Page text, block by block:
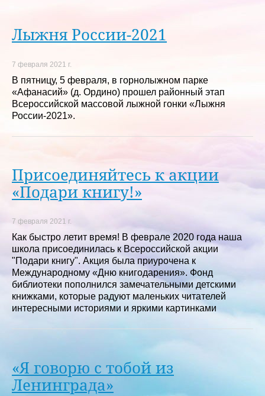
Лыжня России-2021
7 февраля 2021 г.
В пятницу, 5 февраля, в горнолыжном парке
«Афанасий» (д. Ордино) прошел районный этап
Всероссийской массовой лыжной гонки «Лыжня
России-2021».
Присоединяйтесь к акции
«Подари книгу!»
7 февраля 2021 г.
Как быстро летит время! В феврале 2020 года наша
школа присоединилась к Всероссийской акции
"Подари книгу". Акция была приурочена к
Международному «Дню книгодарения». Фонд
библиотеки пополнился замечательными детскими
книжками, которые радуют маленьких читателей
интересными историями и яркими картинками
«Я говорю с тобой из
Ленинграда»